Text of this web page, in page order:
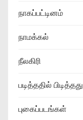
நாகப்பட்டினம்
நாமக்கல்
நீலகிரி
படித்ததில் பிடித்தது
புகைப்படங்கள்